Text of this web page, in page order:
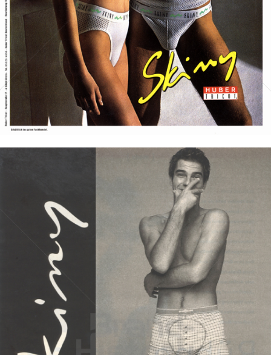
Bild-ID: 19768